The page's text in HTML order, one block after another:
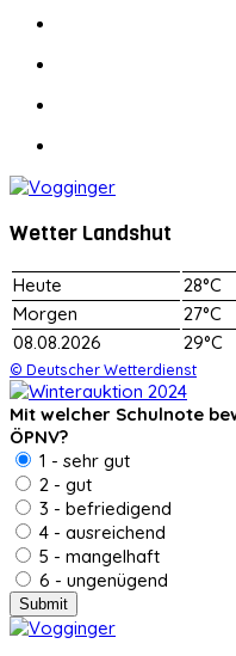
Wetter Landshut
Heute
28°C
Morgen
27°C
08.08.2026
29°C
© Deutscher Wetterdienst
Mit welcher Schulnote
ÖPNV?
1 - sehr gut
2 - gut
3 - befriedigend
4 - ausreichend
5 - mangelhaft
6 - ungenügend